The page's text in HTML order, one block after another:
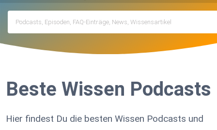
Beste Wissen Podcasts
Hier findest Du die besten Wissen Podcasts und